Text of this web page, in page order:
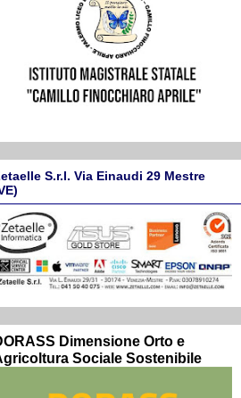
S.r.l. Via Einaudi 29 Mestre
Dimensione Orto e
Sociale Sostenibile